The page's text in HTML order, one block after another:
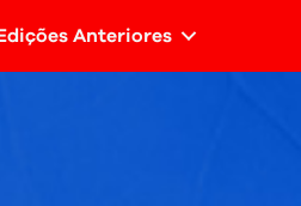
Anteriores